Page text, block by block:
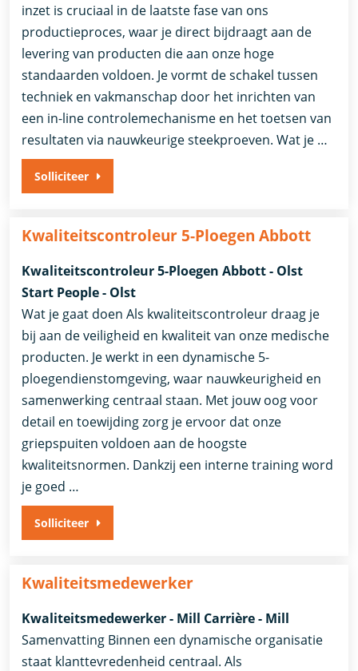
inzet is cruciaal in de laatste fase van ons
productieproces, waar je direct bijdraagt aan de
levering van producten die aan onze hoge
standaarden voldoen. Je vormt de schakel tussen
techniek en vakmanschap door het inrichten van
een in-line controlemechanisme en het toetsen van
resultaten via nauwkeurige steekproeven. Wat je …
Solliciteer
Kwaliteitscontroleur 5-Ploegen Abbott
Kwaliteitscontroleur 5-Ploegen Abbott - Olst
Start People - Olst
Wat je gaat doen Als kwaliteitscontroleur draag je
bij aan de veiligheid en kwaliteit van onze medische
producten. Je werkt in een dynamische 5-
ploegendienstomgeving, waar nauwkeurigheid en
samenwerking centraal staan. Met jouw oog voor
detail en toewijding zorg je ervoor dat onze
griepspuiten voldoen aan de hoogste
kwaliteitsnormen. Dankzij een interne training word
je goed …
Solliciteer
Kwaliteitsmedewerker
Kwaliteitsmedewerker - Mill Carrière - Mill
Samenvatting Binnen een dynamische organisatie
staat klanttevredenheid centraal. Als